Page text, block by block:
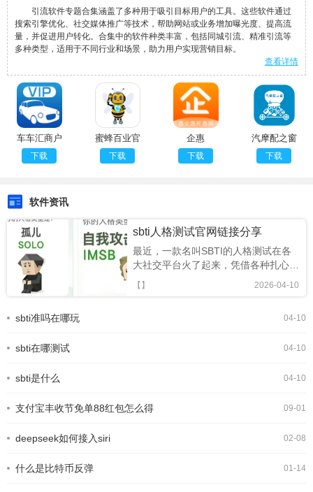
引流软件专题合集涵盖了多种用于吸引目标用户的工具。这些软件通过
搜索引擎优化、社交媒体推广等技术，帮助网站或业务增加曝光度、提高流
量，并促进用户转化。合集中的软件种类丰富，包括同城引流、精准引流等
多种类型，适用于不同行业和场景，助力用户实现营销目标。
查看详情
车车汇商户
版
下载
蜜蜂百业官
网版
下载
企惠
下载
汽摩配之窗
手机版
下载
软件资讯
sbti人格测试官网链接分享
最近，一款名叫SBTI的人格测试在各
大社交平台火了起来，凭借各种扎心又
搞笑的精神状态标签，迅速成为年轻人
的新型社交暗号。很多人跟风玩梗，却
么。今天就为大家整理出 SBTI 在线测
松一键测出你的专属人格。SBTI人格
2026-04-10
【】
04-10
sbti准吗在哪玩
04-10
sbti在哪测试
04-10
sbti是什么
09-01
支付宝丰收节免单88红包怎么得
02-08
deepseek如何接入siri
01-14
什么是比特币反弹